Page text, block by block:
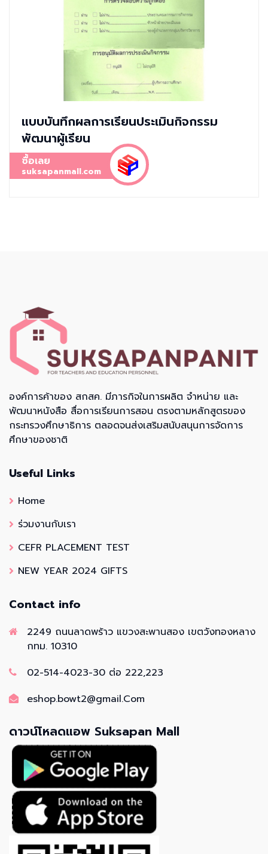
แบบบันทึกผลการเรียนประเมินกิจกรรม
พัฒนาผู้เรียน
ซื้อเลย
suksapanmall.com
องค์การค้าของ สกสค. มีภารกิจในการผลิต จำหน่าย และ
พัฒนาหนังสือ สื่อการเรียนการสอน ตรงตามหลักสูตรของ
กระทรวงศึกษาธิการ ตลอดจนส่งเสริมสนับสนุนการจัดการ
ศึกษาของชาติ
Useful Links
Home
ร่วมงานกับเรา
CEFR PLACEMENT TEST
NEW YEAR 2024 GIFTS
Contact info
2249 ถนนลาดพร้าว แขวงสะพานสอง เขตวังทองหลาง
กทม. 10310
02-514-4023-30 ต่อ 222,223
eshop.bowt2@gmail.Com
ดาวน์โหลดแอพ Suksapan Mall